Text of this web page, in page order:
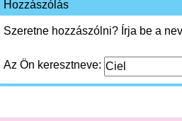
Hozzászólás
Szeretne hozzászólni? Írja be a
Az Ön keresztneve: